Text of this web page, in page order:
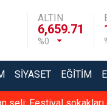
ALTIN
6,659.71
%0
SIYASET EĞITIM